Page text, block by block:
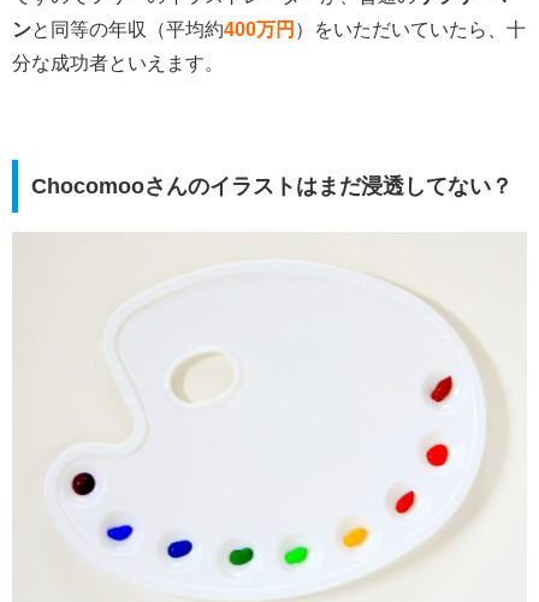
ンと同等の年収（平均約400万円 ）をいただいていたら、十
分な成功者といえます。
Chocomooさんのイラストはまだ浸透してない？